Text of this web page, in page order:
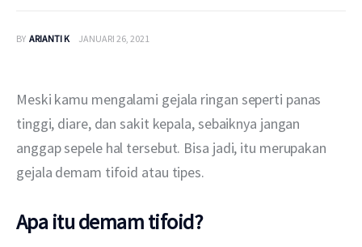
Layanan
BY ARIANTI K JANUARI 26, 2021
Meski kamu mengalami gejala ringan seperti panas
tinggi, diare, dan sakit kepala, sebaiknya jangan
anggap sepele hal tersebut. Bisa jadi, itu merupakan
gejala demam tifoid atau tipes.
Apa itu demam tifoid?